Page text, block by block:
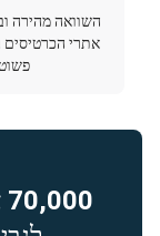
השוואה מהירה
אתרי
70,000